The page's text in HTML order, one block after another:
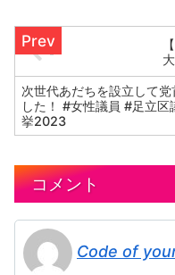
次世代あだちを設立して党
した！ #女性議員 #足立区
挙2023
コメント
Code of